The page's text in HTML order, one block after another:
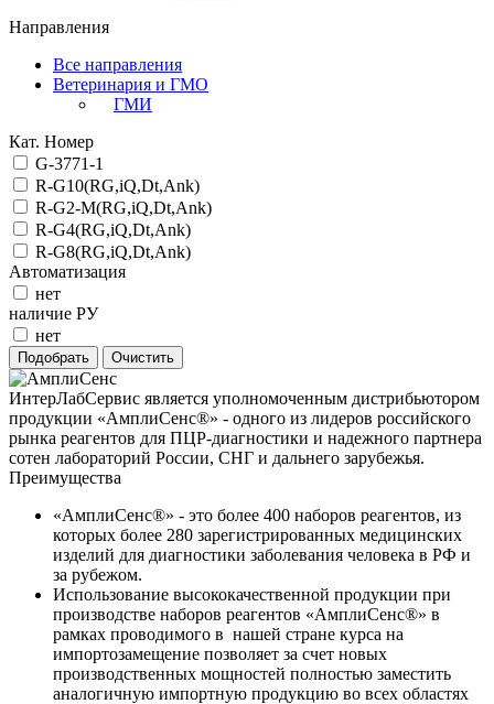
Направления
Все направления
Ветеринария и ГМО
ГМИ
Кат. Номер
G-3771-1
R-G10(RG,iQ,Dt,Ank)
R-G2-M(RG,iQ,Dt,Ank)
R-G4(RG,iQ,Dt,Ank)
R-G8(RG,iQ,Dt,Ank)
Автоматизация
нет
наличие РУ
нет
ИнтерЛабСервис является уполномоченным дистрибьютором
продукции «АмплиСенс®» - одного из лидеров российского
рынка реагентов для ПЦР-диагностики и надежного партнера
сотен лабораторий России, СНГ и дальнего зарубежья.
Преимущества
«АмплиСенс®» - это более 400 наборов реагентов, из
которых более 280 зарегистрированных медицинских
изделий для диагностики заболевания человека в РФ и
за рубежом.
Использование высококачественной продукции при
производстве наборов реагентов «АмплиСенс®» в
рамках проводимого в нашей стране курса на
импортозамещение позволяет за счет новых
производственных мощностей полностью заместить
аналогичную импортную продукцию во всех областях